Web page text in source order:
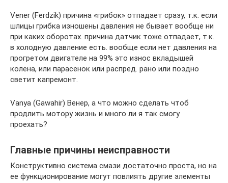
Vener (Ferdzik) причина «грибок» отпадает сразу, т.к. если
шлицы грибка изношены давления не бывает вообще ни
при каких оборотах. причина датчик тоже отпадает, т.к.
в холодную давление есть. вообще если нет давления на
прогретом двигателе на 99% это износ вкладышей
колена, или парасенок или распред. рано или поздно
светит капремонт.
Vanya (Gawahir) Венер, а что можно сделать чтоб
продлить мотору жизнь и много ли я так смогу
проехать?
Главные причины неисправности
Конструктивно система смази достаточно проста, но на
ее функционирование могут повлиять другие элементы